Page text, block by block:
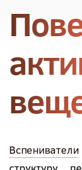
Вспениватели